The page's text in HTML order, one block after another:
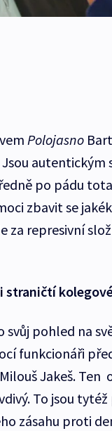
Polojasno
po pádu
zbavit se
za represivní
svůj pohled na
funkcionáři
Jakeš.
To jsou
zásahu proti